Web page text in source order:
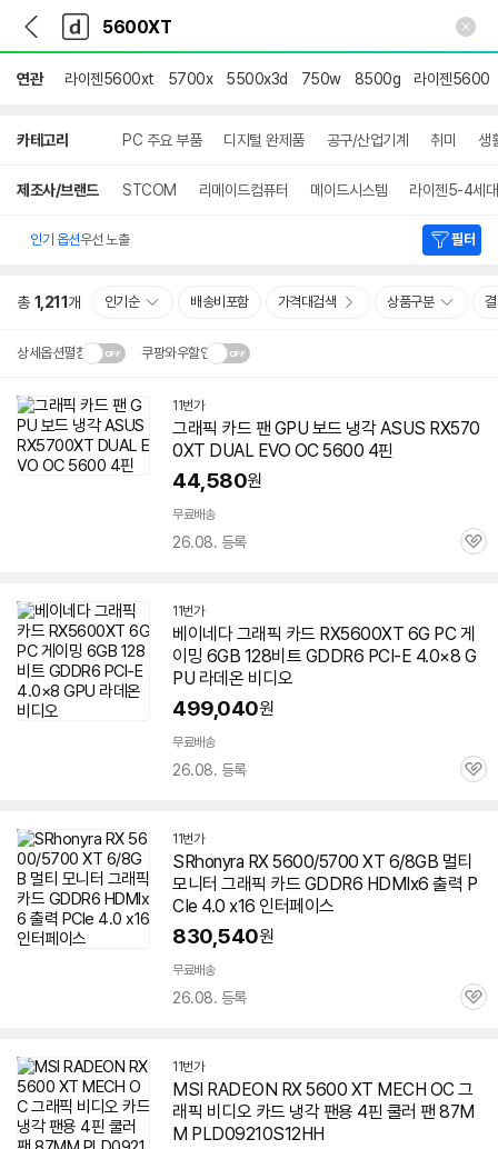
다
나
와
가
기
다
와
메
인
연관 라이젠5600xt 5700x 5500x3d 750w 8500g 라이젠5600
카테고리 PC 주요 부품 디지털 완제품 공구/산업기계 취미 생
제조사/브랜드 STCOM 리메이드컴퓨터 메이드시스템 라이젠5-4세대
인기 옵션우선 노출 필터
총 1,211 개 인기순 배송비포함 가격대검색 상품구분
상세옵션펼침 쿠팡와우할인
설치 환경·지역에 따라
배송·설치비가 달라집니다.닫
기
11번가
그래픽 카드 팬 GPU 보드 냉각 ASUS RX570
0XT DUAL EVO OC 5600 4핀
44,580원
무료배송
26.08. 등록
관
11번가
베이네다 그래픽 카드 RX5600XT 6G PC 게
이밍 6GB 128비트 GDDR6 PCI-E 4.0×8 G
PU 라데온 비디오
499,040원
무료배송
26.08. 등록
관
11번가
SRhonyra RX 5600/5700 XT 6/8GB 멀티
모니터 그래픽 카드 GDDR6 HDMIx6 출력 P
CIe 4.0 x16 인터페이스
830,540원
무료배송
26.08. 등록
관
11번가
MSI RADEON RX 5600 XT MECH OC 그
래픽 비디오 카드 냉각 팬용 4핀 쿨러 팬 87M
M PLD09210S12HH